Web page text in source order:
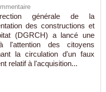
générale de la
des constructions et
(DGRCH) a lancé une
l'attention des citoyens
la circulation d'un faux
relatif à l'acquisition...